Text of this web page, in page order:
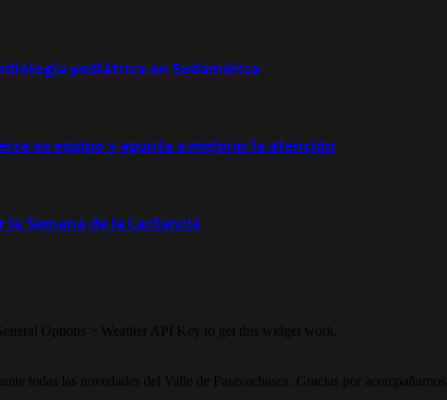
pediátrica en Sudamérica
su equipo y apunta a mejorar la atención
Semana de la Lactancia
Options > Weather API Key to get this widget work.
todas las novedades del Valle de Paravachasca. Gracias por